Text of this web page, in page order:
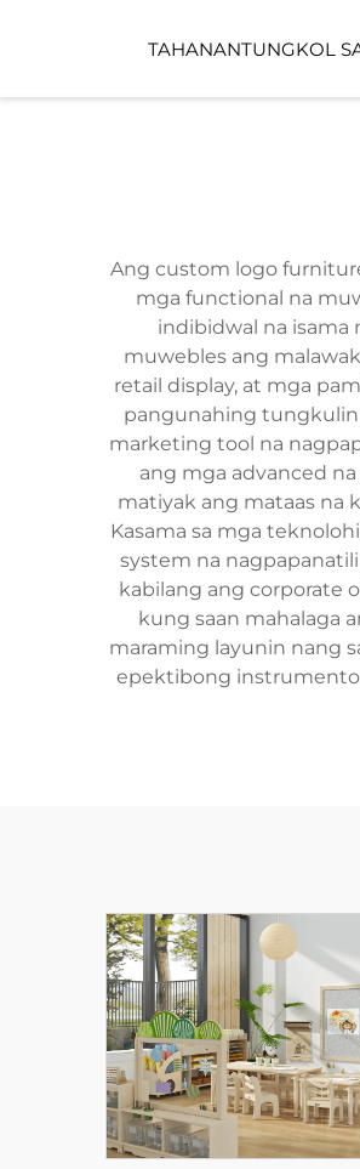
TAHANANTUNGKOL
Ang custom logo
mga functional na
indibidwal na isama
muwebles ang
retail display, at mga
pangunahing tungkulin
marketing tool na
ang mga advanced
matiyak ang mataas na
Kasama sa mga
system na
kabilang ang corporate
kung saan mahalaga
maraming layunin nang
epektibong instrumento